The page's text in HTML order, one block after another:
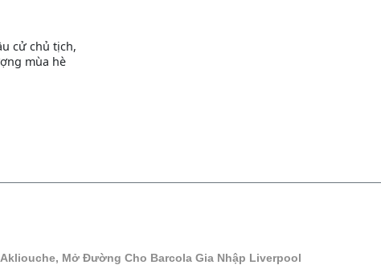
cử chủ tịch,
mùa hè
Mở Đường Cho Barcola Gia Nhập Liverpool